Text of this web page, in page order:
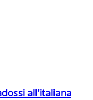
all'italiana